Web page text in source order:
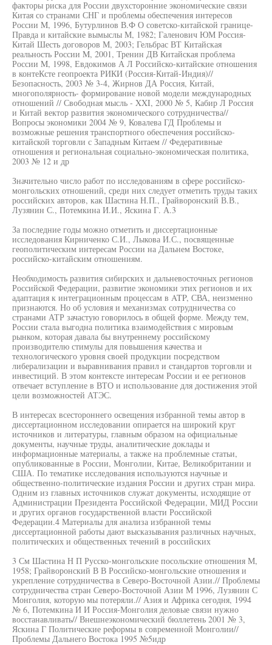
факторы риска для России двухсторонние экономические связи
Китая со странами СНГ и проблемы обеспечения интересов
России M, 1996, Бутурлинов В.Ф О советско-китайской границе-
Правда и китайские вымыслы М, 1982; Галенович ЮМ Россия-
Китай Шесть договоров М, 2003; Гельбрас ВТ Китайская
реальность России M, 2001, Тренин ДВ Китайская проблема
России M, 1998, Евдокимов А Л Российско-китайские отношения
в контеКсте геопроекта РИКИ (Россия-Китай-Индия)//
Безопасность, 2003 № 3-4, Жирнов ДА Россия, Китай,
многополярность- формирование новой модели международных
отношений // Свободная мысль - XXI, 2000 № 5, Кабир Л Россия
и Китай вектор развития экономического сотрудничества//
Вопросы экономики 2004 № 9, Ковалева ГД Проблемы и
возможные решения транспортного обеспечения российско-
китайской торговли с Западным Китаем // Федеративные
отношения и региональная социально-экономическая политика,
2003 № 12 и др
Значительно число работ по исследованиям в сфере российско-
монгольских отношений, среди них следует отметить труды таких
российских авторов, как Шастина Н.П., Грайворонский В.В.,
Лузянин С., Потемкина И.И., Яскина Г. А.3
За последние годы можно отметить и диссертационные
исследования Кирниченко С.И., Лыкова И.С., посвященные
геополитическим интересам России на Дальнем Востоке,
российско-китайским отношениям.
Необходимость развития сибирских и дальневосточных регионов
Российской Федерации, развитие экономики этих регионов и их
адаптация к интеграционным процессам в ATP, СВА, неизменно
признаются. Но об условия и механизмах сотрудничества со
странами АТР зачастую говорилось в общей форме. Между тем,
России стала выгодна политика взаимодействия с мировым
рынком, которая давала бы внутреннему российскому
производителю стимулы для повышения качества и
технологического уровня своей продукции посредством
либерализации и выравнивания правил и стандартов торговли и
инвестиций. В этом контексте интересам России и ее регионов
отвечает вступление в ВТО и использование для достижения этой
цели возможностей АТЭС.
В интересах всестороннего освещения избранной темы автор в
диссертационном исследовании опирается на широкий круг
источников и литературы, главным образом на официальные
документы, научные труды, аналитические доклады и
информационные материалы, а также на проблемные статьи,
опубликованные в России, Монголии, Китае, Великобритании и
США. По тематике исследования используются научные и
общественно-политические издания России и других стран мира.
Одним из главных источников служат документы, исходящие от
Администрации Президента Российской Федерации, МИД России
и других органов государственной власти Российской
Федерации.4 Материалы для анализа избранной темы
диссертационной работы дают высказывания различных научных,
политических и общественных течений в российских
3 См Шастина Н П Русско-монгольские посольские отношения М,
1958; Грайворонский В В Российско-монгольские отношения и
укрепление сотрудничества в Северо-Восточной Азии.// Проблемы
сотрудничества стран Северо-Восточной Азии М 1996, Лузянин С
Монголия, которую мы потеряли.// Азия и Африка сегодня, 1994
№ 6, Потемкина И И Россия-Монголия деловые связи нужно
восстанавливать// Внешнеэкономический бюллетень 2001 № 3,
Яскина Г Политические реформы в современной Монголии//
Проблемы Дальнего Востока 1995 №5идр